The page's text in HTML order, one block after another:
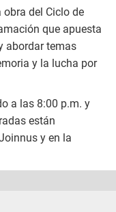
obra del Ciclo de
que apuesta
abordar temas
y la lucha por
a las 8:00 p.m. y
están
y en la